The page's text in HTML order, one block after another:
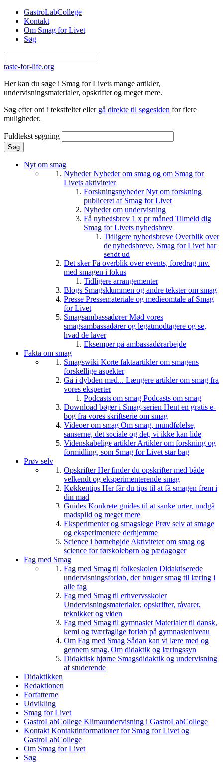
Gå til hovedindhold
GastroLabCollege
Kontakt
Om Smag for Livet
Søg
taste-for-life.org
Her kan du søge i Smag for Livets mange artikler,
undervisningsmaterialer, opskrifter og meget mere.
Søg efter ord i tekstfeltet eller gå direkte til søgesiden for flere
muligheder.
Fuldtekst søgning
Nyt om smag
NyhederNyheder om smag og om Smag for
Livets aktiviteter
ForskningsnyhederNyt om forskning
publiceret af Smag for Livet
Nyheder om undervisning
Få nyhedsbrev 1 x pr måned Tilmeld dig
Smag for Livets nyhedsbrev
Tidligere nyhedsbreve Overblik over
de nyhedsbreve, Smag for Livet har
sendt ud
Det skerFå overblik over events, foredrag mv.
med smagen i fokus
Tidligere arrangementer
Blogs Smagsklummen og andre tekster om smag
Presse Pressemateriale og medieomtale af Smag
for Livet
SmagsambassadørerMød vores
smagsambassadører og legatmodtagere og se,
hvad de laver
Eksemper på ambassadørarbejde
Fakta om smag
Smagswiki Korte faktaartikler om smagens
forskellige aspekter
Gå i dybden med... Længere artikler om smag fra
vores eksperter
Podcasts om smag Podcasts om smag
Download bøger i Smag-serien Hent en gratis e-
bog fra vores skriftserie om smag
Videoer om smag Om smag, mundfølelse,
sanserne, det sociale og det, vi ikke kan lide
Videnskabelige artiklerArtikler om forskning og
formidling, som Smag for Livet står bag
Prøv selv
OpskrifterHer finder du opskrifter med både
velkendt og eksperimenterende smag
Køkkentips Her får du tips til at få smagen frem i
din mad
Guides Konkrete guides til at sanke urter, undgå
madspild og meget mere
Eksperimenter og smagslege Prøv selv at smage
og eksperimentere derhjemme
Science i børnehøjde Aktiviteter om smag og
science for førskolebørn og pædagoger
Fag med Smag
Fag med Smag til folkeskolen Didaktiserede
undervisningsforløb, der bruger smag til læring i
alle fag
Fag med Smag til erhvervsskoler
Undervisningsmaterialer, opskrifter, råvarer,
teknikker og viden
Fag med Smag til gymnasiet Materialer til dansk,
kemi og tværfaglige forløb på gymnasieniveau
Om Fag med Smag Sådan kan vi lære med og
gennem smag. Om didaktik og læringssyn
Didaktisk hjørne Smagsdidaktik og undervisning
af studerende
Didaktikken
Redaktionen
Forfatterne
Udvikling
Smag for Livet
GastroLabCollege Klimaundervisning i GastroLabCollege
Kontakt Kontaktinformationer for Smag for Livet og
GastroLabCollege
Om Smag for Livet
Søg